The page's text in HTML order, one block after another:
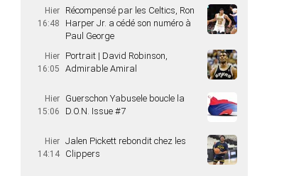
Hier
16:48
Récompensé par les Celtics, Ron
Harper Jr. a cédé son numéro à
Paul George
Hier
16:05
Portrait | David Robinson,
Admirable Amiral
Hier
15:06
Guerschon Yabusele boucle la
D.O.N. Issue #7
Hier
14:14
Jalen Pickett rebondit chez les
Clippers